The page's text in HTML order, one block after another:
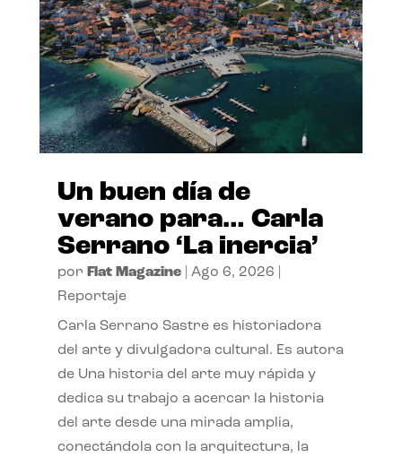
Un buen día de
verano para… Carla
Serrano ‘La inercia’
por Flat Magazine| Ago 6, 2026
Reportaje
Carla Serrano Sastre es historiadora
del arte y divulgadora cultural. Es autora
de Una historia del arte muy rápida y
dedica su trabajo a acercar la historia
del arte desde una mirada amplia,
conectándola con la arquitectura, la